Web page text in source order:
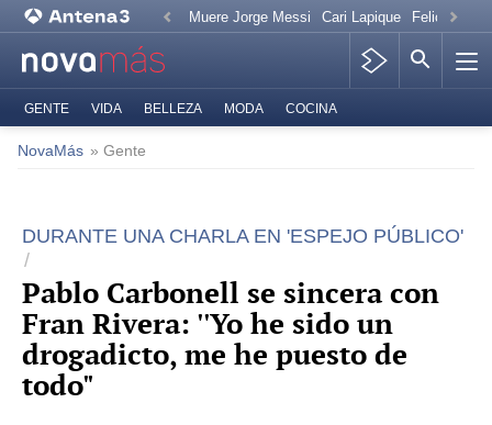
Muere Jorge Messi Cari Lapique Felicitación
GENTE VIDA BELLEZA MODA COCINA
NovaMás » Gente
DURANTE UNA CHARLA EN 'ESPEJO PÚBLICO'
Pablo Carbonell se sincera con
Fran Rivera: ''Yo he sido un
drogadicto, me he puesto de
todo"